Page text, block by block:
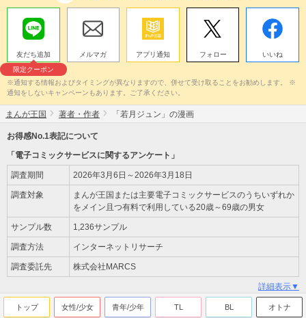
友だち追加
限定クーポン
メルマガ アプリ通知 フォロー いいね
※通知する情報およびタイミングが異なりますので、併せて受け取ることをお勧めします。 ※
通知をしないキャンペーンもあります。ご了承ください。
まんが王国 著者・作者 「若月ジュン」の漫画
お得感No.1表記について
「電子コミックサービスに関するアンケート」
調査期間 2026年3月6日～2026年3月18日
調査対象
まんが王国または主要電子コミックサービスのうちいずれか
をメイン且つ有料で利用している20歳～69歳の男女
サンプル数 1,236サンプル
調査方法 インターネットリサーチ
調査委託先 株式会社MARCS
詳細表示▼
トップ 女性/少女 青年/少年 TL BL オトナ